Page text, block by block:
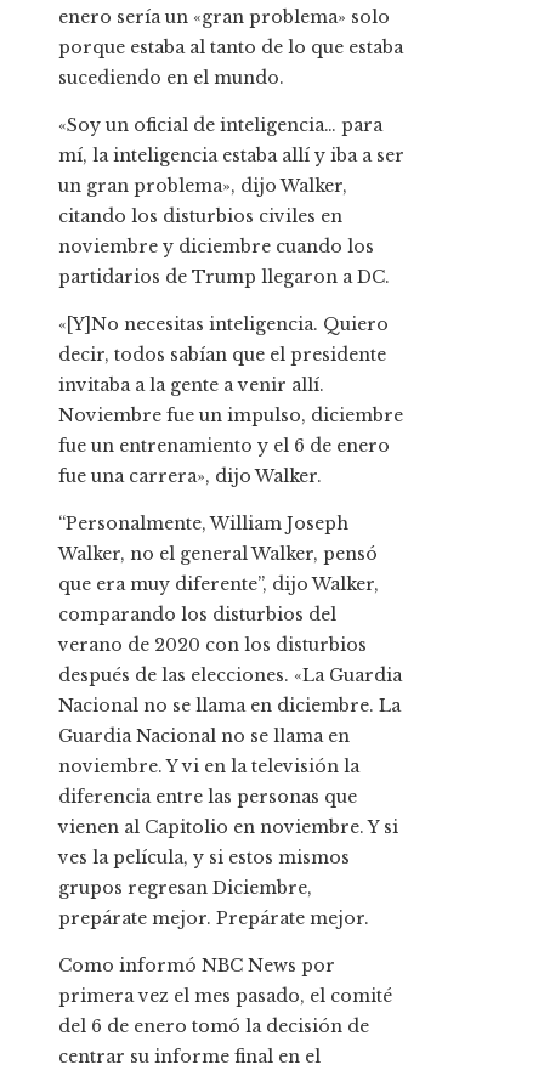
enero sería un «gran problema» solo
porque estaba al tanto de lo que estaba
sucediendo en el mundo.
«Soy un oficial de inteligencia… para
mí, la inteligencia estaba allí y iba a ser
un gran problema», dijo Walker,
citando los disturbios civiles en
noviembre y diciembre cuando los
partidarios de Trump llegaron a DC.
«[Y]No necesitas inteligencia. Quiero
decir, todos sabían que el presidente
invitaba a la gente a venir allí.
Noviembre fue un impulso, diciembre
fue un entrenamiento y el 6 de enero
fue una carrera», dijo Walker.
“Personalmente, William Joseph
Walker, no el general Walker, pensó
que era muy diferente”, dijo Walker,
comparando los disturbios del
verano de 2020 con los disturbios
después de las elecciones. «La Guardia
Nacional no se llama en diciembre. La
Guardia Nacional no se llama en
noviembre. Y vi en la televisión la
diferencia entre las personas que
vienen al Capitolio en noviembre. Y si
ves la película, y si estos mismos
grupos regresan Diciembre,
prepárate mejor. Prepárate mejor.
Como informó NBC News por
primera vez el mes pasado, el comité
del 6 de enero tomó la decisión de
centrar su informe final en el